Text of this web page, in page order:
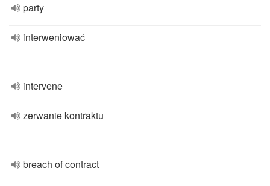
party
interweniować
intervene
zerwanie kontraktu
breach of contract